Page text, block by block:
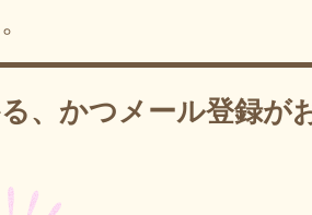
、かつメール登録が